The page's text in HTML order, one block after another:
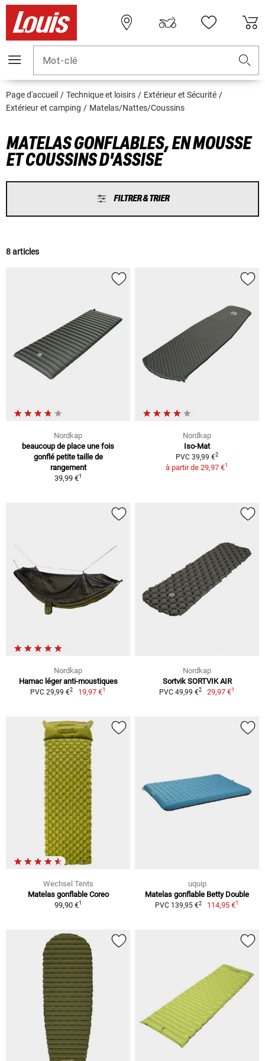
Mot-clé
Page d'accueil Technique et loisirs
Extérieur et Sécurité
Extérieur et camping
Matelas/Nattes/Coussins
MATELAS GONFLABLES, EN MOUSSE
ET COUSSINS D'ASSISE
FILTRER & TRIER
8 articles
Nordkap
beaucoup de place une fois
gonflé petite taille de
rangement
39,99 €1
Nordkap
Iso-Mat
PVC 39,99 €2
à partir de 29,97 €1
Nordkap
Hamac léger anti-moustiques
PVC 29,99 €2 19,97 €1
Nordkap
Sortvik SORTVIK AIR
PVC 49,99 €2 29,97 €1
Wechsel Tents
Matelas gonflable Coreo
99,90 €1
uquip
Matelas gonflable Betty Double
PVC 139,95 €2 114,95 €1